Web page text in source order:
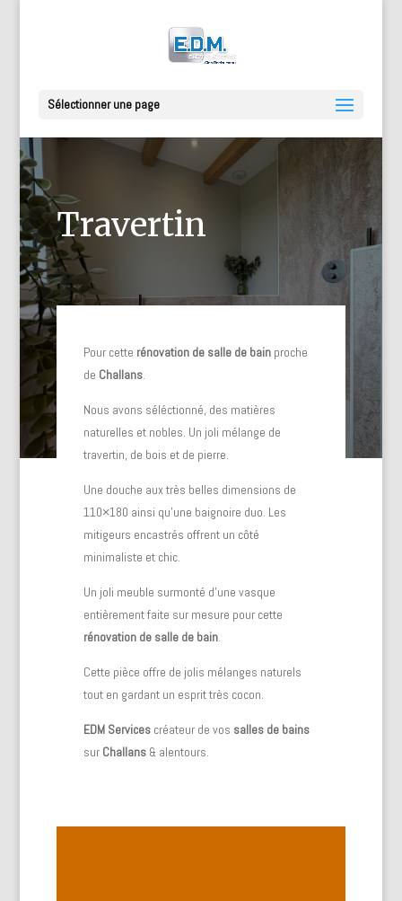
Sélectionner une page
Travertin
Pour cette rénovation de salle de bainproche
de Challans.
Nous avons séléctionné, des matières
naturelles et nobles. Un joli mélange de
travertin, de bois et de pierre.
Une douche aux très belles dimensions de
110×180 ainsi qu’une baignoire duo. Les
mitigeurs encastrés offrent un côté
minimaliste et chic.
Un joli meuble surmonté d’une vasque
entièrement faite sur mesure pour cette
rénovation de salle de bain.
Cette pièce offre de jolis mélanges naturels
tout en gardant un esprit très cocon.
EDM Servicescréateur de vos salles de bains
sur Challans& alentours.